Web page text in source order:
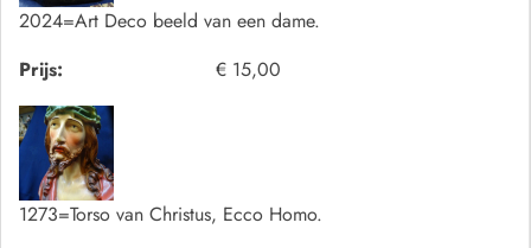
2024=Art Deco beeld van een dame.
Prijs:
€ 15,00
1273=Torso van Christus, Ecco Homo.